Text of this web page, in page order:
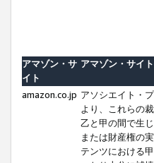
アマゾン・サ
イト
アマゾン・サイ
amazon.co.jp アソシエイト・
より、これらの
乙と甲の間で生
または財産権の
テンツにおける